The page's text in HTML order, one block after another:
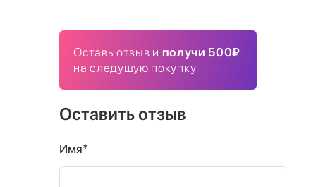
Оставь отзыв и получи 500₽
на следущую покупку
Оставить отзыв
Имя*